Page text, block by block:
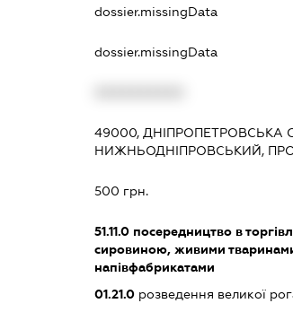
dossier.missingData
dossier.missingData
49000, ДНІПРОПЕТРОВСЬКА
НИЖНЬОДНІПРОВСЬКИЙ,
500 грн.
51.11.0 посередництво в
сировиною, живими
напівфабрикатами
01.21.0 розведення великої